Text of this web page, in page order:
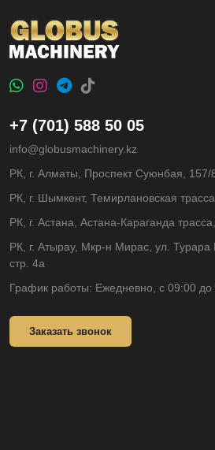
+7 (701) 588 50 05
info@globusmachinery.kz
РК, г. Алматы, Проспект Суюнбая, 157/
РК, г. Шымкент, Темирлановская
РК, г. Астана, Астана-Караганда
РК, г. Атырау, Мкр-н Мирас, ул. Турара
стр. 4а
График работы: Ежедневно, с 09:00 до
Заказать звонок